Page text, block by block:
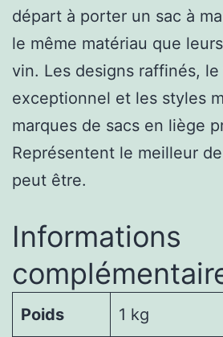
départ à porter un sac à
le même matériau que
vin. Les designs raffinés,
exceptionnel et les styles
marques de sacs en liège
Représentent le meilleur
peut être.
Informations
Poids 1 kg